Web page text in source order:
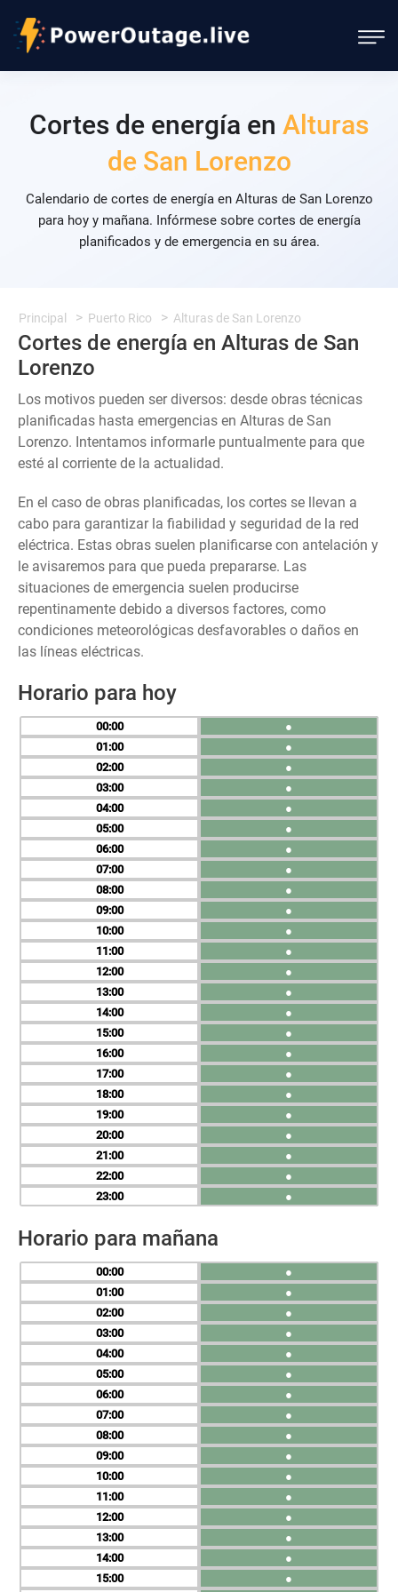
Cortes de energía en Alturas
de San Lorenzo
Calendario de cortes de energía en Alturas de San Lorenzo
para hoy y mañana. Infórmese sobre cortes de energía
planificados y de emergencia en su área.
Principal Puerto Rico Alturas de San Lorenzo
Cortes de energía en Alturas de San
Lorenzo
Los motivos pueden ser diversos: desde obras técnicas
planificadas hasta emergencias en Alturas de San
Lorenzo. Intentamos informarle puntualmente para que
esté al corriente de la actualidad.
En el caso de obras planificadas, los cortes se llevan a
cabo para garantizar la fiabilidad y seguridad de la red
eléctrica. Estas obras suelen planificarse con antelación y
le avisaremos para que pueda prepararse. Las
situaciones de emergencia suelen producirse
repentinamente debido a diversos factores, como
condiciones meteorológicas desfavorables o daños en
las líneas eléctricas.
Horario para hoy
00
01
02
03
04
05
06
07
08
09
10
11
12
13
14
15
16
17
18
19
20
21
22
23
●
●
●
●
●
●
●
●
●
●
●
●
●
●
●
●
●
●
●
●
●
●
●
●
Horario para mañana
00
01
02
03
04
05
06
07
08
09
10
11
12
13
14
15
●
●
●
●
●
●
●
●
●
●
●
●
●
●
●
●